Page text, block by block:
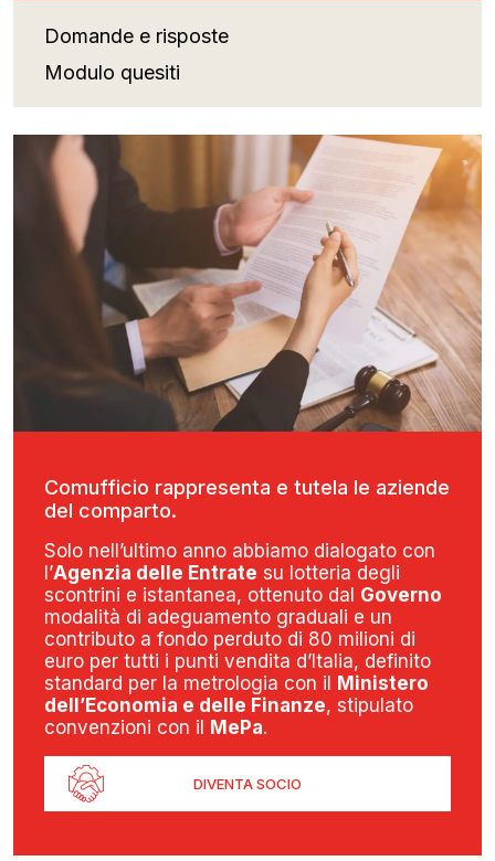
Domande e risposte
Modulo quesiti
Comufficio rappresenta e tutela le aziende
del comparto.
Solo nell’ultimo anno abbiamo dialogato con
l’Agenzia delle Entrate su lotteria degli
scontrini e istantanea, ottenuto dal Governo
modalità di adeguamento graduali e un
contributo a fondo perduto di 80 milioni di
euro per tutti i punti vendita d’Italia, definito
standard per la metrologia con il
Ministero
dell’Economia e delle Finanze, stipulato
convenzioni con il
MePa.
DIVENTA SOCIO